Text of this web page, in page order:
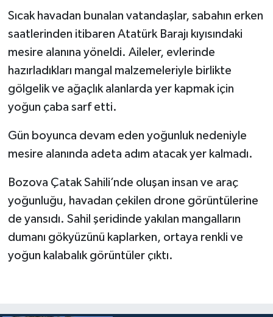
Sıcak havadan bunalan vatandaşlar, sabahın erken
saatlerinden itibaren Atatürk Barajı kıyısındaki
mesire alanına yöneldi. Aileler, evlerinde
hazırladıkları mangal malzemeleriyle birlikte
gölgelik ve ağaçlık alanlarda yer kapmak için
yoğun çaba sarf etti.
Gün boyunca devam eden yoğunluk nedeniyle
mesire alanında adeta adım atacak yer kalmadı.
Bozova Çatak Sahili’nde oluşan insan ve araç
yoğunluğu, havadan çekilen drone görüntülerine
de yansıdı. Sahil şeridinde yakılan mangalların
dumanı gökyüzünü kaplarken, ortaya renkli ve
yoğun kalabalık görüntüler çıktı.